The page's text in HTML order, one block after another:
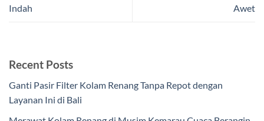
Indah
Awet
Recent Posts
Ganti Pasir Filter Kolam Renang Tanpa Repot dengan
Layanan Ini di Bali